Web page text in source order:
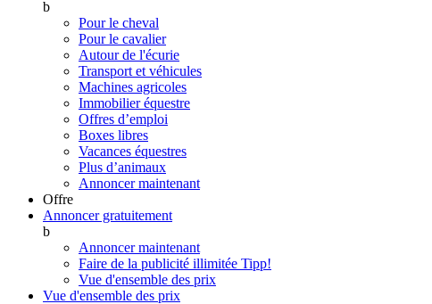
b
Pour le cheval
Pour le cavalier
Autour de l'écurie
Transport et véhicules
Machines agricoles
Immobilier équestre
Offres d’emploi
Boxes libres
Vacances équestres
Plus d’animaux
Annoncer maintenant
Offre
Annoncer gratuitement
b
Annoncer maintenant
Faire de la publicité illimitée Tipp!
Vue d'ensemble des prix
Vue d'ensemble des prix